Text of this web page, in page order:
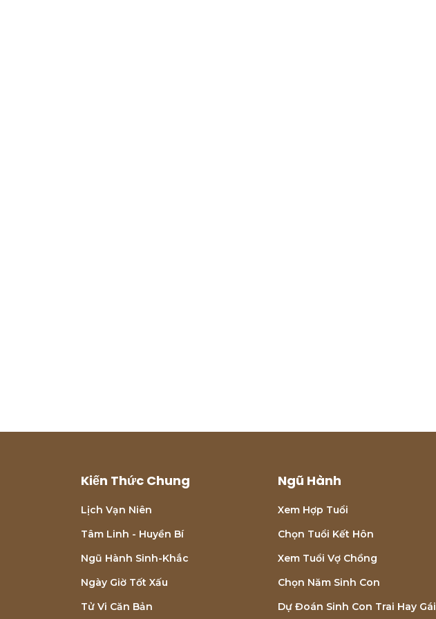
Kiến Thức Chung
Lịch Vạn Niên
Tâm Linh - Huyền Bí
Ngũ Hành Sinh-Khắc
Ngày Giờ Tốt Xấu
Tử Vi Căn Bản
Ngũ Hành
Xem Hợp Tuổi
Chọn Tuổi Kết Hôn
Xem Tuổi Vợ Chồng
Chọn Năm Sinh Con
Dự Đoán Sinh Con Trai Hay Gái